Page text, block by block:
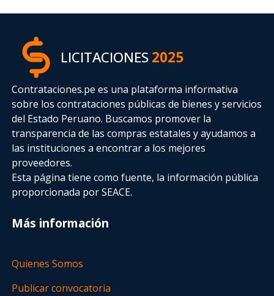
LICITACIONES2025
Contrataciones.pe es una plataforma informativa
sobre los contrataciones públicas de bienes y servicios
del Estado Peruano. Buscamos promover la
transparencia de las compras estatalesy ayudamos a
las instituciones a encontrar a los mejores
proveedores.
Esta página tiene como fuente, la información pública
proporcionada por SEACE.
Más información
Quienes Somos
Publicar convocatoria